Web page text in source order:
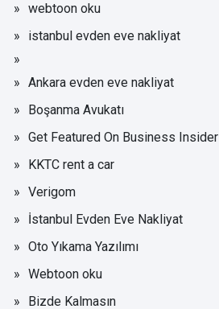
webtoon oku
istanbul evden eve nakliyat
Ankara evden eve nakliyat
Boşanma Avukatı
Get Featured On Business Insider
KKTC rent a car
Verigom
İstanbul Evden Eve Nakliyat
Oto Yıkama Yazılımı
Webtoon oku
Bizde Kalmasın